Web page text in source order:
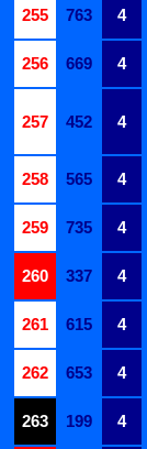
255
763 4
256
669 4
257 452 4
258
565 4
259
735 4
260
337 4
261
615 4
262
653 4
263
199 4